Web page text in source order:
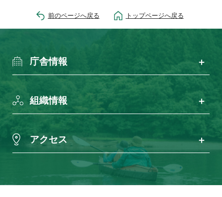
前のページへ戻る トップページへ戻る
庁舎情報
組織情報
アクセス